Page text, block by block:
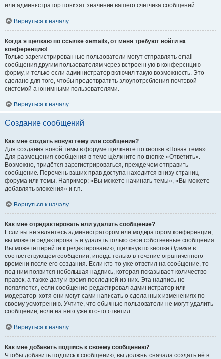
или администратор понизят значение вашего счётчика сообщений.
Вернуться к началу
Когда я щёлкаю по ссылке «email», от меня требуют войти на
конференцию!
Только зарегистрированные пользователи могут отправлять email-
сообщения другим пользователям через встроенную в конференцию
форму, и только если администратор включил такую возможность. Это
сделано для того, чтобы предотвратить злоупотребления почтовой
системой анонимными пользователями.
Вернуться к началу
Создание сообщений
Как мне создать новую тему или сообщение?
Для создания новой темы в форуме щёлкните по кнопке «Новая тема».
Для размещения сообщения в теме щёлкните по кнопке «Ответить».
Возможно, придётся зарегистрироваться, прежде чем отправить
сообщение. Перечень ваших прав доступа находится внизу страниц
форума или темы. Например: «Вы можете начинать темы», «Вы можете
добавлять вложения» и т.п.
Вернуться к началу
Как мне отредактировать или удалить сообщение?
Если вы не являетесь администратором или модератором конференции,
вы можете редактировать и удалять только свои собственные сообщения.
Вы можете перейти к редактированию, щёлкнув по кнопке Правка в
соответствующем сообщении, иногда только в течение ограниченного
времени после его создания. Если кто-то уже ответил на сообщение, то
под ним появится небольшая надпись, которая показывает количество
правок, а также дату и время последней из них. Эта надпись не
появляется, если сообщение редактировал администратор или
модератор, хотя они могут сами написать о сделанных изменениях по
своему усмотрению. Учтите, что обычные пользователи не могут удалить
сообщение, если на него уже кто-то ответил.
Вернуться к началу
Как мне добавить подпись к своему сообщению?
Чтобы добавить подпись к сообщению, вы должны сначала создать её в